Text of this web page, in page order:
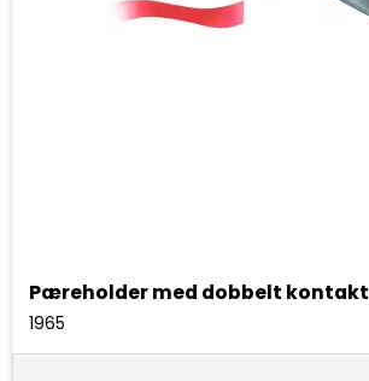
Pæreholder med dobbelt kontakt
1965